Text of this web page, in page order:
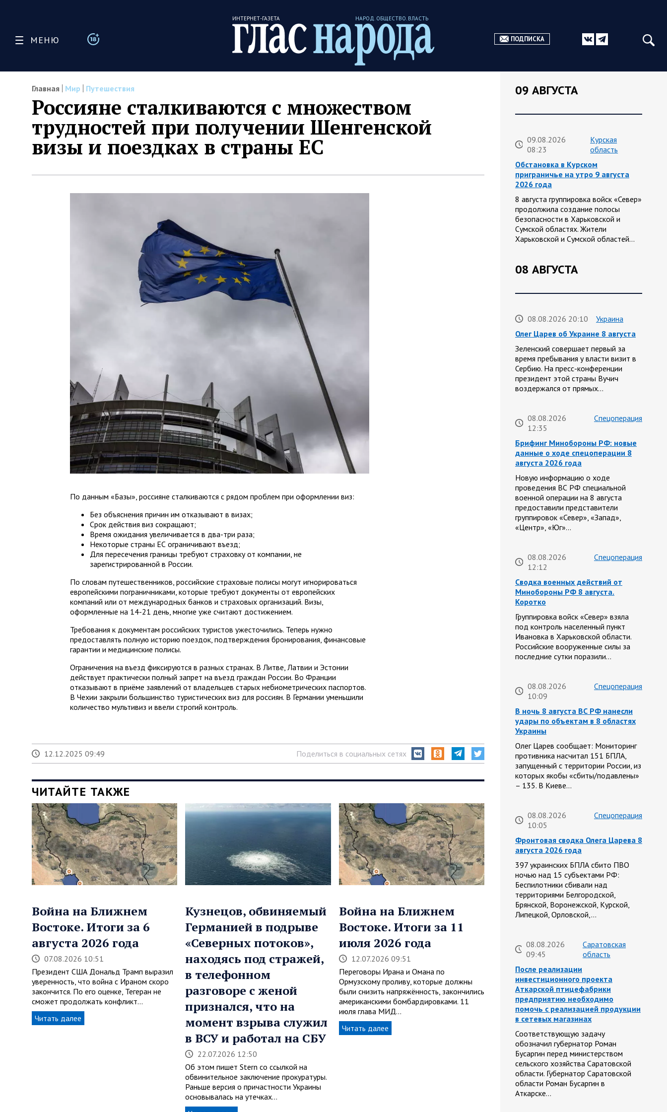
МЕНЮ
ИНТЕРНЕТ-ГАЗЕТА НАРОД. ОБЩЕСТВО. ВЛАСТЬ
ПОДПИСКА
Главная Мир Путешествия
Россияне сталкиваются с множеством
трудностей при получении Шенгенской
визы и поездках в страны ЕС
По данным «Базы», россияне сталкиваются с рядом проблем при оформлении виз:
Без объяснения причин им отказывают в визах;
Срок действия виз сокращают;
Время ожидания увеличивается в два-три раза;
Некоторые страны ЕС ограничивают въезд;
Для пересечения границы требуют страховку от компании, не
зарегистрированной в России.
По словам путешественников, российские страховые полисы могут игнорироваться
европейскими пограничниками, которые требуют документы от европейских
компаний или от международных банков и страховых организаций. Визы,
оформленные на 14-21 день, многие уже считают достижением.
Требования к документам российских туристов ужесточились. Теперь нужно
предоставлять полную историю поездок, подтверждения бронирования, финансовые
гарантии и медицинские полисы.
Ограничения на въезд фиксируются в разных странах. В Литве, Латвии и Эстонии
действует практически полный запрет на въезд граждан России. Во Франции
отказывают в приёме заявлений от владельцев старых небиометрических паспортов.
В Чехии закрыли большинство туристических виз для россиян. В Германии уменьшили
количество мультивиз и ввели строгий контроль.
12.12.2025 09:49 Поделиться в социальных сетях
ЧИТАЙТЕ ТАКЖЕ
Война на Ближнем
Востоке. Итоги за 6
августа 2026 года
07.08.2026 10:51
Президент США Дональд Трамп выразил
уверенность, что война с Ираном скоро
закончится. По его оценке, Тегеран не
сможет продолжать конфликт…
Читать далее
Кузнецов, обвиняемый
Германией в подрыве
«Северных потоков»,
находясь под стражей,
в телефонном
разговоре с женой
признался, что на
момент взрыва служил
в ВСУ и работал на СБУ
22.07.2026 12:50
Об этом пишет Stern со ссылкой на
обвинительное заключение прокуратуры.
Раньше версия о причастности Украины
основывалась на утечках…
Война на Ближнем
Востоке. Итоги за 11
июля 2026 года
12.07.2026 09:51
Переговоры Ирана и Омана по
Ормузскому проливу, которые должны
были снизить напряжённость, закончились
американскими бомбардировками. 11
июля глава МИД…
Читать далее
09 АВГУСТА
09.08.2026
08:23
Курская
область
Обстановка в Курском
приграничье на утро 9 августа
2026 года
8 августа группировка войск «Север»
продолжила создание полосы
безопасности в Харьковской и
Сумской областях. Жители
Харьковской и Сумской областей…
08 АВГУСТА
08.08.2026 20:10
Украина
Олег Царев об Украине 8 августа
Зеленский совершает первый за
время пребывания у власти визит в
Сербию. На пресс-конференции
президент этой страны Вучич
воздержался от прямых…
08.08.2026
12:35
Спецоперация
Брифинг Минобороны РФ: новые
данные о ходе спецоперации 8
августа 2026 года
Новую информацию о ходе
проведения ВС РФ специальной
военной операции на 8 августа
предоставили представители
группировок «Север», «Запад»,
«Центр», «Юг»…
08.08.2026
12:12
Спецоперация
Сводка военных действий от
Минобороны РФ 8 августа.
Коротко
Группировка войск «Север» взяла
под контроль населенный пункт
Ивановка в Харьковской области.
Российские вооруженные силы за
последние сутки поразили…
08.08.2026
10:09
Спецоперация
В ночь 8 августа ВС РФ нанесли
удары по объектам в 8 областях
Украины
Олег Царев сообщает: Мониторинг
противника насчитал 151 БПЛА,
запущенный с территории России, из
которых якобы «сбиты/подавлены»
– 135. В Киеве…
08.08.2026
10:05
Спецоперация
Фронтовая сводка Олега Царева 8
августа 2026 года
397 украинских БПЛА сбито ПВО
ночью над 15 субъектами РФ:
Беспилотники сбивали над
территориями Белгородской,
Брянской, Воронежской, Курской,
Липецкой, Орловской,…
08.08.2026
09:45
Саратовская
область
После реализации
инвестиционного проекта
Аткарской птицефабрики
предприятию необходимо
помочь с реализацией продукции
в сетевых магазинах
Соответствующую задачу
обозначил губернатор Роман
Бусаргин перед министерством
сельского хозяйства Саратовской
области. Губернатор Саратовской
области Роман Бусаргин в
Аткарске…